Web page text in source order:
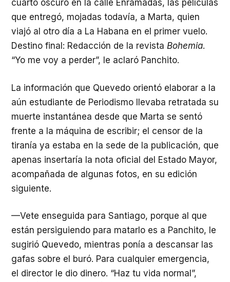
cuarto oscuro en la calle Enramadas, las películas
que entregó, mojadas todavía, a Marta, quien
viajó al otro día a La Habana en el primer vuelo.
Destino final: Redacción de la revista Bohemia.
“Yo me voy a perder”, le aclaró Panchito.
La información que Quevedo orientó elaborar a la
aún estudiante de Periodismo llevaba retratada su
muerte instantánea desde que Marta se sentó
frente a la máquina de escribir; el censor de la
tiranía ya estaba en la sede de la publicación, que
apenas insertaría la nota oficial del Estado Mayor,
acompañada de algunas fotos, en su edición
siguiente.
—Vete enseguida para Santiago, porque al que
están persiguiendo para matarlo es a Panchito, le
sugirió Quevedo, mientras ponía a descansar las
gafas sobre el buró. Para cualquier emergencia,
el director le dio dinero. “Haz tu vida normal”,